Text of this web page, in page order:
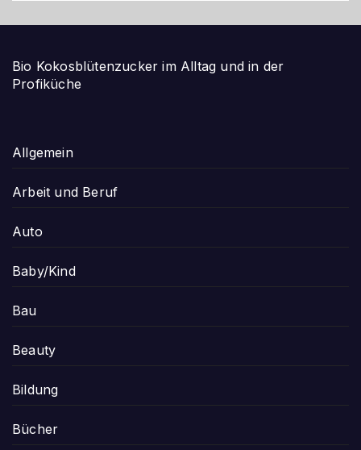
Bio Kokosblütenzucker im Alltag und in der
Profiküche
Allgemein
Arbeit und Beruf
Auto
Baby/Kind
Bau
Beauty
Bildung
Bücher